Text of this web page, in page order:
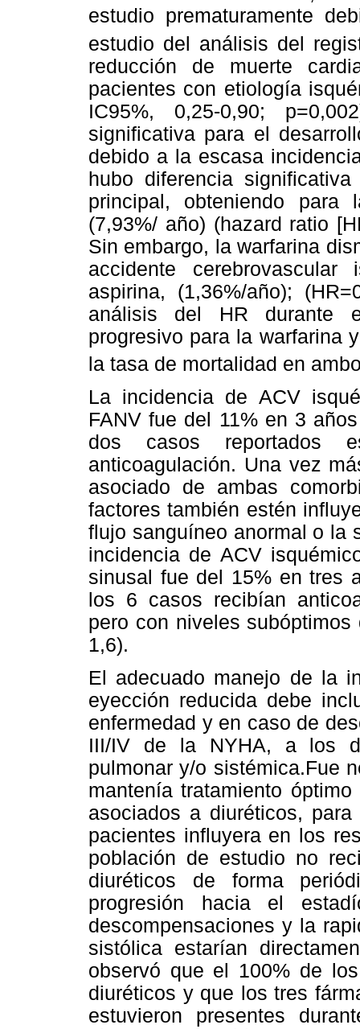
estudio prematuramente
estudio del análisis del
reducción de muerte
pacientes con etiología
IC95%, 0,25-0,90;
significativa para el
debido a la escasa
hubo diferencia
principal, obteniendo para
(7,93%/ año) (hazard ratio
Sin embargo, la warfarina
accidente cerebrovascular
aspirina, (1,36%/año);
análisis del HR durante
progresivo para la warfarina
la tasa de mortalidad en
La incidencia de ACV
FANV fue del 11% en 3
dos casos reportados
anticoagulación. Una vez
asociado de ambas
factores también estén
flujo sanguíneo anormal o la
incidencia de ACV
sinusal fue del 15% en tres
los 6 casos recibían
pero con niveles
1,6).
El adecuado manejo de la
eyección reducida debe
enfermedad y en caso de
III/IV de la NYHA, a los
pulmonar y/o sistémica.Fue
mantenía tratamiento
asociados a diuréticos,
pacientes influyera en los
población de estudio no
diuréticos de forma
progresión hacia el
descompensaciones y la
sistólica estarían
observó que el 100% de
diuréticos y que los tres
estuvieron presentes